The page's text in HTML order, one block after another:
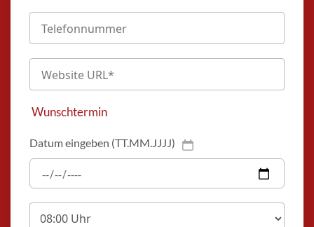
Wunschtermin
Datum eingeben (TT.MM.JJJJ)